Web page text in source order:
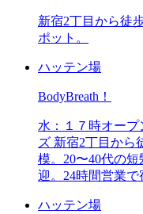
新宿2丁目から徒
ポット。
ハッテン場
BodyBreath！
水：１７時オー
ズ 新宿2丁目から
模。20〜40代の
迎。24時間営業で
ハッテン場